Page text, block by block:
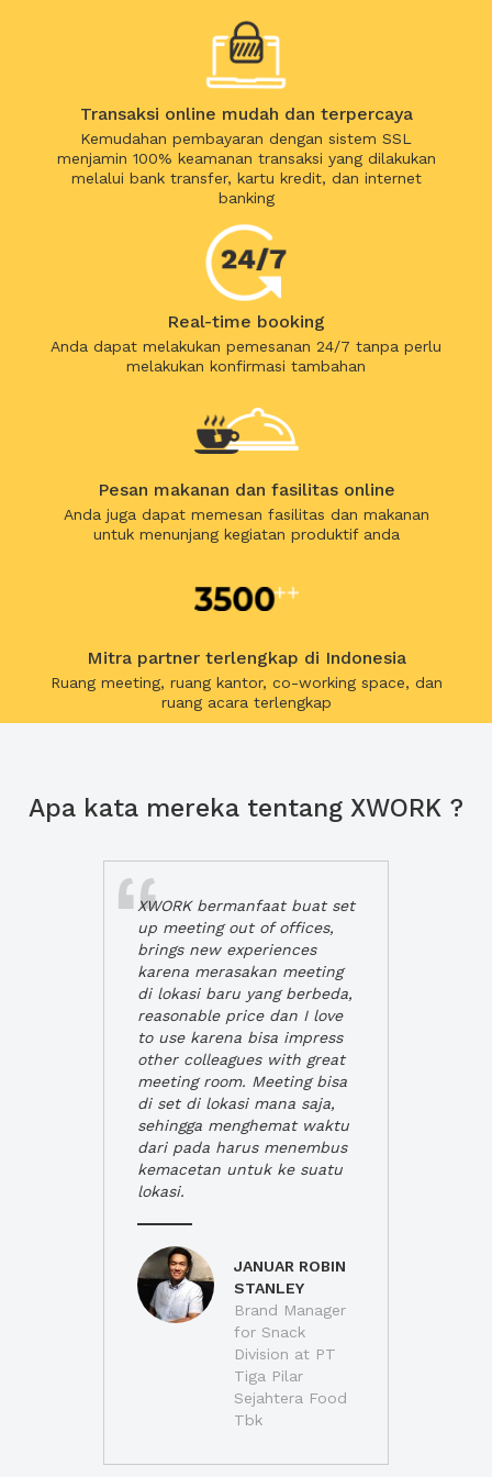
Transaksi online mudah dan terpercaya
Kemudahan pembayaran dengan sistem SSL
menjamin 100% keamanan transaksi yang dilakukan
melalui bank transfer, kartu kredit, dan internet
banking
Real-time booking
Anda dapat melakukan pemesanan 24/7 tanpa perlu
melakukan konfirmasi tambahan
Pesan makanan dan fasilitas online
Anda juga dapat memesan fasilitas dan makanan
untuk menunjang kegiatan produktif anda
Mitra partner terlengkap di Indonesia
Ruang meeting, ruang kantor, co-working space, dan
ruang acara terlengkap
Apa kata mereka tentang XWORK ?
XWORK bermanfaat buat set
up meeting out of offices,
brings new experiences
karena merasakan meeting
di lokasi baru yang berbeda,
reasonable price dan I love
to use karena bisa impress
other colleagues with great
meeting room. Meeting bisa
di set di lokasi mana saja,
sehingga menghemat waktu
dari pada harus menembus
kemacetan untuk ke suatu
lokasi.
JANUAR ROBIN
STANLEY
Brand Manager
for Snack
Division at PT
Tiga Pilar
Sejahtera Food
Tbk